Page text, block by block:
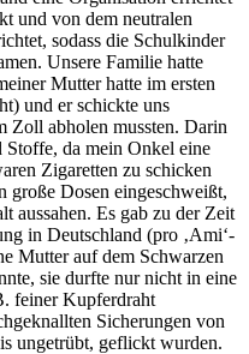
und von dem neutralen
sodass die Schulkinder
Unsere Familie hatte
Mutter hatte im ersten
und er schickte uns
Zoll abholen mussten. Darin
Stoffe, da mein Onkel eine
Zigaretten zu schicken
große Dosen eingeschweißt,
aussahen. Es gab zu der Zeit
in Deutschland (pro ‚Ami‘-
Mutter auf dem Schwarzen
sie durfte nur nicht in eine
feiner Kupferdraht
Sicherungen von
ungetrübt, geflickt wurden.